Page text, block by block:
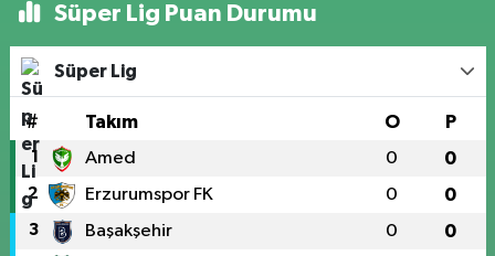
Süper Lig Puan Durumu
Süper Lig
# Takım O P
1 Amed 0 0
2 Erzurumspor FK 0 0
3 Başakşehir 0 0